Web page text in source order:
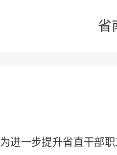
省
为进一步提升省直干部